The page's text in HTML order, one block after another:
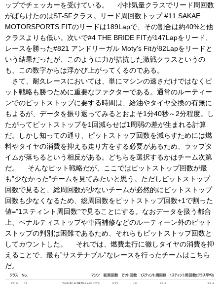
ップでチェッカーを受けている。 小排気量クラスでリード周回数
がばらけたのはST-5Fクラス。リード周回数トップ #11 SAKAE
MOTORSPORTS FITのリードは189Lapで、その割合は約40%と他
クラスよりも低い。次いで#4 THE BRIDE FITが147Lapをリード、
レースを勝った#821 アンドリーガル Moty's Fitが82Lapをリードと
いう結果だったが、このように力が拮抗した激戦クラスというの
も、この数字からは浮かび上がってくるのである。
さて、耐久レースにおいては、単にマシンの速さだけではなくピ
ット戦略も勝つために重要なファクターである。通常のルーティー
ンでのピットストップに要する時間は、給油やタイヤ交換の有無に
もよるが、データを振り返ってみるとおよそ1分40秒～2分程度。し
たがってピットストップを1回減らせば1周弱の差が生まれる計算
だ。しかし知っての通り、ピットストップ回数を減らすためには燃
料やタイヤの消費を抑える走り方をする必要があるため、ラップタ
イムが落ちるという相反がある。どちらを選択するかはチーム次第
だ。 そんなピット戦略だが、ここではピットストップ回数が最
も”少なかった”チームを見てみたいと思う。ただしピットストップ
回数で見ると、総周回数が少ないチームが必然的にピットストップ
回数も少なくなるため、総周回数をピットストップ回数+1で割った
値="1スティント周回数"で見ることにする。なおデータを扱う都合
上、ペナルティストップや車両補修などのルーティーン外のピット
ストップの判別は困難であるため、それらもピットストップ回数と
してカウントした。 それでは、燃費走行に徹しタイヤの消費を抑
えることで、最も”サステナブル”なレースを行ったチームはこちら
だ。